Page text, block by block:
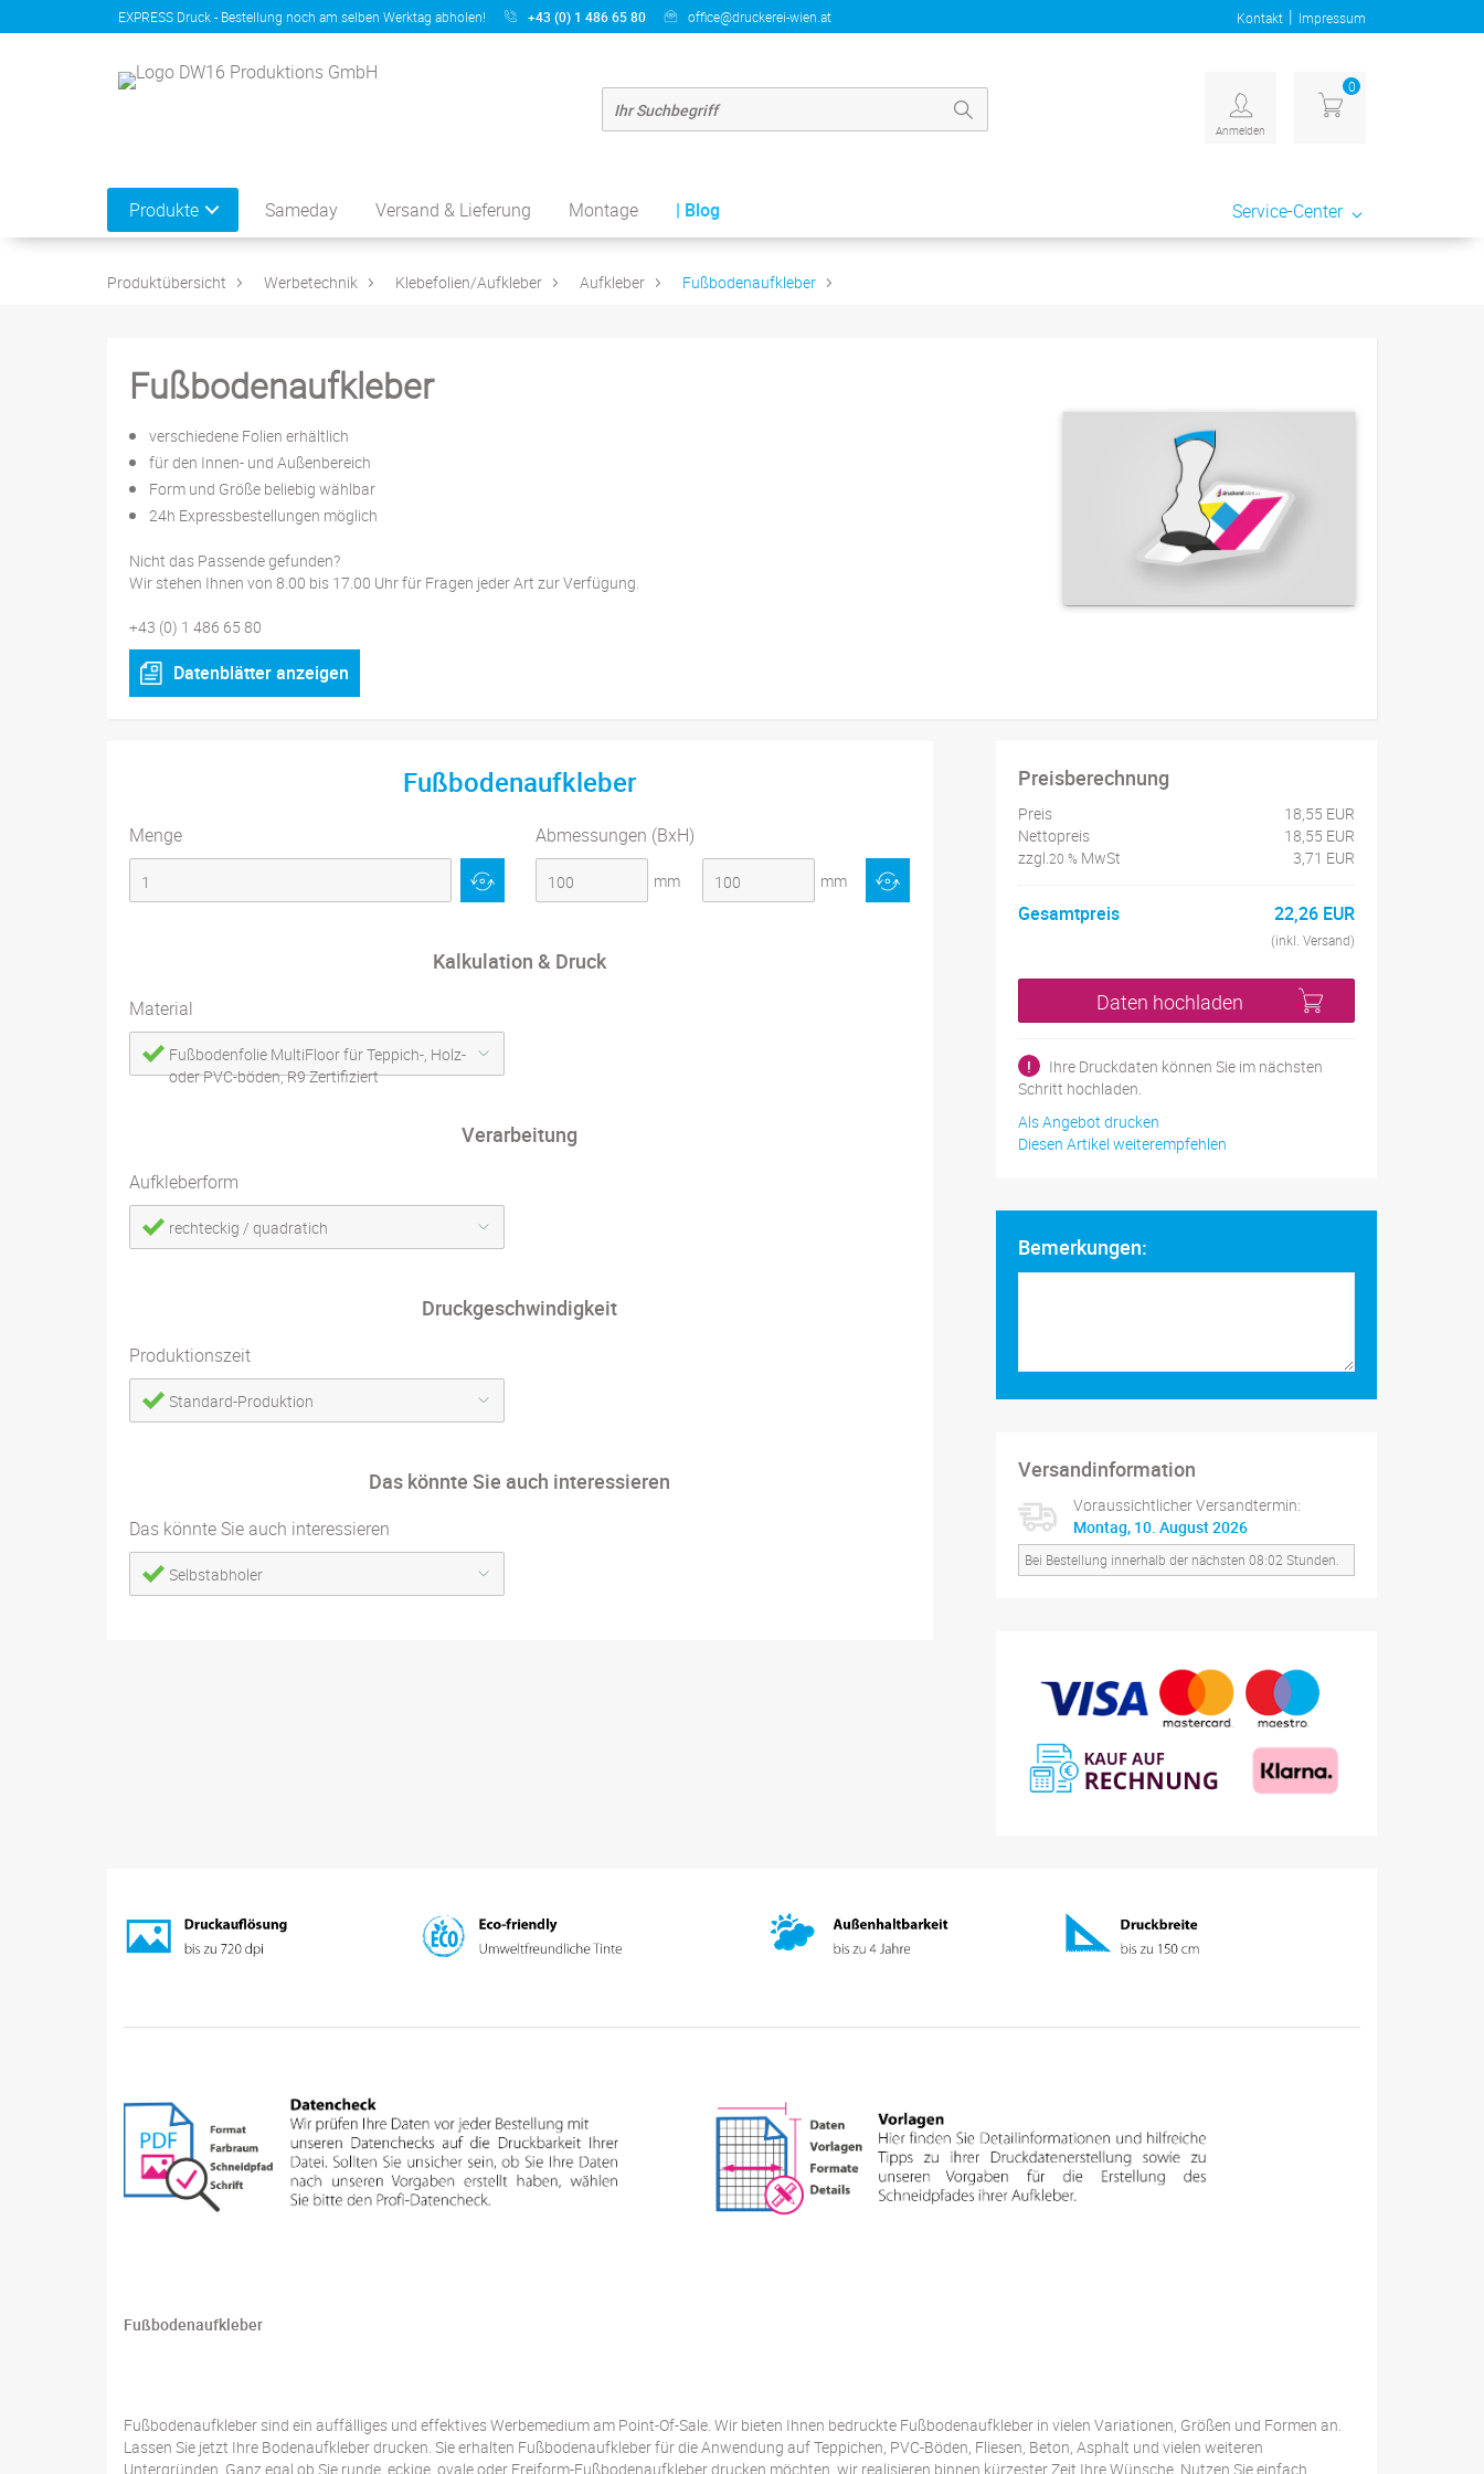
EXPRESS Druck - Bestellung noch am selben Werktag abholen! +43 (0) 1 486 65 80 office@druckerei-wien.at Kontakt | Impressum
Anmelden
0
Produkte Sameday Versand & Lieferung Montage | Blog Service-Center
Produktübersicht Werbetechnik Klebefolien/Aufkleber Aufkleber Fußbodenaufkleber
Fußbodenaufkleber
verschiedene Folien erhältlich
für den Innen- und Außenbereich
Form und Größe beliebig wählbar
24h Expressbestellungen möglich
Nicht das Passende gefunden?
Wir stehen Ihnen von 8.00 bis 17.00 Uhr für Fragen jeder Art zur Verfügung.
+43 (0) 1 486 65 80
Datenblätter anzeigen
Fußbodenaufkleber
Menge Abmessungen (BxH)
mm mm
Kalkulation & Druck
Material
Fußbodenfolie MultiFloor für Teppich-, Holz-
oder PVC-böden, R9 Zertifiziert
Verarbeitung
Aufkleberform
rechteckig / quadratich
Druckgeschwindigkeit
Produktionszeit
Standard-Produktion
Das könnte Sie auch interessieren
Das könnte Sie auch interessieren
Selbstabholer
Preisberechnung
Preis
18,55 EUR
Nettopreis
18,55 EUR
zzgl.20 % MwSt 3,71 EUR
Gesamtpreis 22,26 EUR
(inkl. Versand)
Daten hochladen
!
Ihre Druckdaten können Sie im nächsten
Schritt hochladen.
Als Angebot drucken
Diesen Artikel weiterempfehlen
Bemerkungen:
Versandinformation
Voraussichtlicher Versandtermin:
Montag, 10. August 2026
Bei Bestellung innerhalb der nächsten 08:02 Stunden.
Fußbodenaufkleber
Fußbodenaufkleber sind ein auffälliges und effektives Werbemedium am Point-Of-Sale. Wir bieten Ihnen bedruckte Fußbodenaufkleber in vielen Variationen, Größen und Formen an.
Lassen Sie jetzt Ihre Bodenaufkleber drucken. Sie erhalten Fußbodenaufkleber für die Anwendung auf Teppichen, PVC-Böden, Fliesen, Beton, Asphalt und vielen weiteren
Untergründen. Ganz egal ob Sie runde, eckige, ovale oder Freiform-Fußbodenaufkleber drucken möchten, wir realisieren binnen kürzester Zeit Ihre Wünsche. Nutzen Sie einfach